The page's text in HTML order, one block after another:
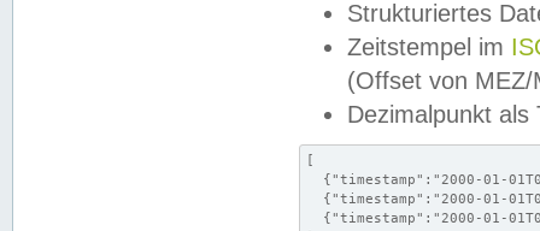
Strukturiertes
Zeitstempel im
(Offset von MEZ/
Dezimalpunkt als
[
{"timestamp":"2000-01-
{"timestamp":"2000-01-
{"timestamp":"2000-01-